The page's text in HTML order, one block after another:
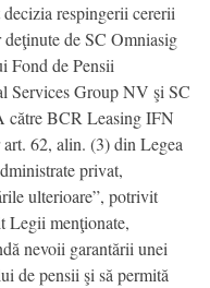
respingerii cererii
de SC Omniasig
Fond de Pensii
Services Group NV şi SC
către BCR Leasing IFN
62, alin. (3) din Legea
privat,
ulterioare”, potrivit
Legii menţionate,
nevoii garantării unei
de pensii şi să permită